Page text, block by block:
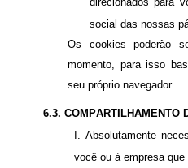
social das nossas
Os cookies poderão
momento, para isso
seu próprio navegador.
6.3. COMPARTILHAMENTO
I. Absolutamente
você ou à empresa